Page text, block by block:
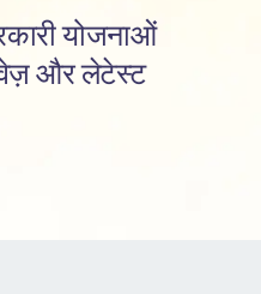
योजनाओं
और लेटेस्ट